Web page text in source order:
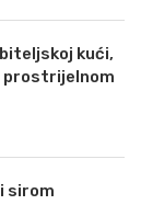
kući,
prostrijelnom
sirom